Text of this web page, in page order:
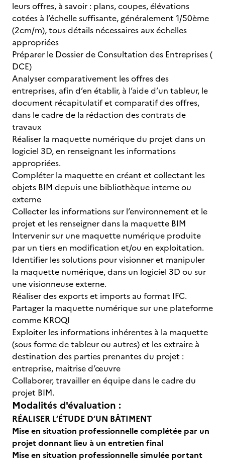
leurs offres, à savoir : plans, coupes, élévations
cotées à l’échelle suffisante, généralement 1/50ème
(2cm/m), tous détails nécessaires aux échelles
appropriées
Préparer le Dossier de Consultation des Entreprises (
DCE)
Analyser comparativement les offres des
entreprises, afin d’en établir, à l’aide d’un tableur, le
document récapitulatif et comparatif des offres,
dans le cadre de la rédaction des contrats de
travaux
Réaliser la maquette numérique du projet dans un
logiciel 3D, en renseignant les informations
appropriées.
Compléter la maquette en créant et collectant les
objets BIM depuis une bibliothèque interne ou
externe
Collecter les informations sur l’environnement et le
projet et les renseigner dans la maquette BIM
Intervenir sur une maquette numérique produite
par un tiers en modification et/ou en exploitation.
Identifier les solutions pour visionner et manipuler
la maquette numérique, dans un logiciel 3D ou sur
une visionneuse externe.
Réaliser des exports et imports au format IFC.
Partager la maquette numérique sur une plateforme
comme KROQI
Exploiter les informations inhérentes à la maquette
(sous forme de tableur ou autres) et les extraire à
destination des parties prenantes du projet :
entreprise, maitrise d’œuvre
Collaborer, travailler en équipe dans le cadre du
projet BIM.
Modalités d'évaluation :
RÉALISER L’ÉTUDE D’UN BÂTIMENT
Mise en situation professionnelle complétée par un
projet donnant lieu à un entretien final
Mise en situation professionnelle simulée portant